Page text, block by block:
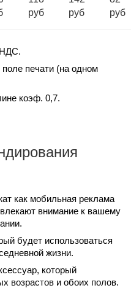
руб
руб
руб
НДС.
печати (на одном
коэф. 0,7.
как мобильная реклама
внимание к вашему
будет использоваться
жизни.
который
возрастов и обоих полов.